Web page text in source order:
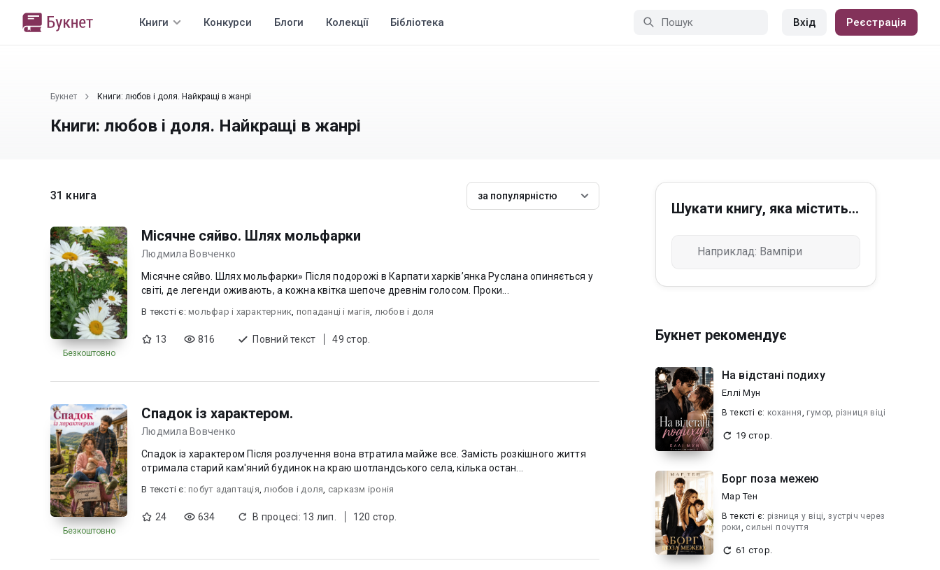
Книги Конкурси Блоги Колекції Бібліотека Вхід Реєстрація
Букнет Книги: любов i доля. Найкращі в жанрі
Книги: любов i доля. Найкращі в жанрі
31 книга за популярністю
Безкоштовно
Мiсячне сяйво. Шлях мольфарки
Людмила Вовченко
Місячне сяйво. Шлях мольфарки» Після подорожі в Карпати харків’янка Руслана опиняється у
світі, де легенди оживають, а кожна квітка шепоче древнім голосом. Проки...
В текcті є: мольфар і характерник, попаданці і магія, любов i доля
13 816 Повний текст 49 стор.
Безкоштовно
Спадок iз характером.
Людмила Вовченко
Спадок із характером Після розлучення вона втратила майже все. Замість розкішного життя
отримала старий кам'яний будинок на краю шотландського села, кілька остан...
В текcті є: побут адаптацiя,любов i доля, сарказм іронія
24 634 В процесі: 13 лип. 120 стор.
Шукати книгу, яка містить...
Букнет рекомендує
На відстані подиху
Еллі Мун
В текcті є: кохання, гумор, різниця віці
19 стор.
Борг поза межею
Мар Тен
В текcті є: різниця у віці,зустріч через
роки, сильні почуття
61 стор.